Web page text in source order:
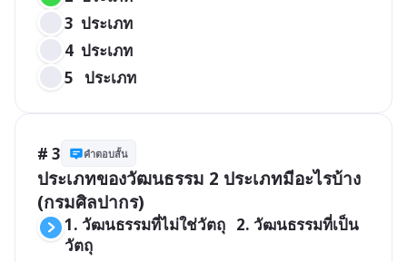
3  ประเภท
4  ประเภท
5   ประเภท
# 3 คำตอบสั้น
ประเภทของวัฒนธรรม 2 ประเภทมีอะไรบ้าง
(กรมศิลปากร)
1. วัฒนธรรมที่ไม่ใช่วัตถุ   2. วัฒนธรรมที่เป็น
วัตถุ